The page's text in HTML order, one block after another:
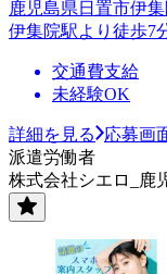
鹿児島県日置市伊
伊集院駅より徒歩7
交通費支給
未経験OK
詳細を見る
応募画
派遣労働者
株式会社シエロ_鹿